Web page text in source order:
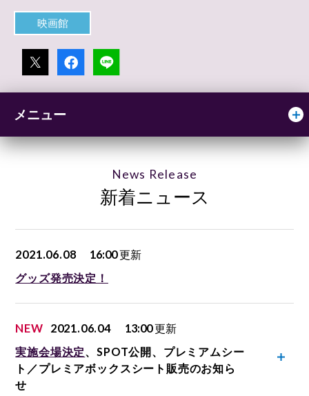
映画館
メニュー
News Release
新着ニュース
2021.06.08 16:00更新
グッズ発売決定！
NEW 2021.06.04 13:00更新
実施会場決定、SPOT公開、プレミアムシー
ト／プレミアボックスシート販売のお知ら
せ